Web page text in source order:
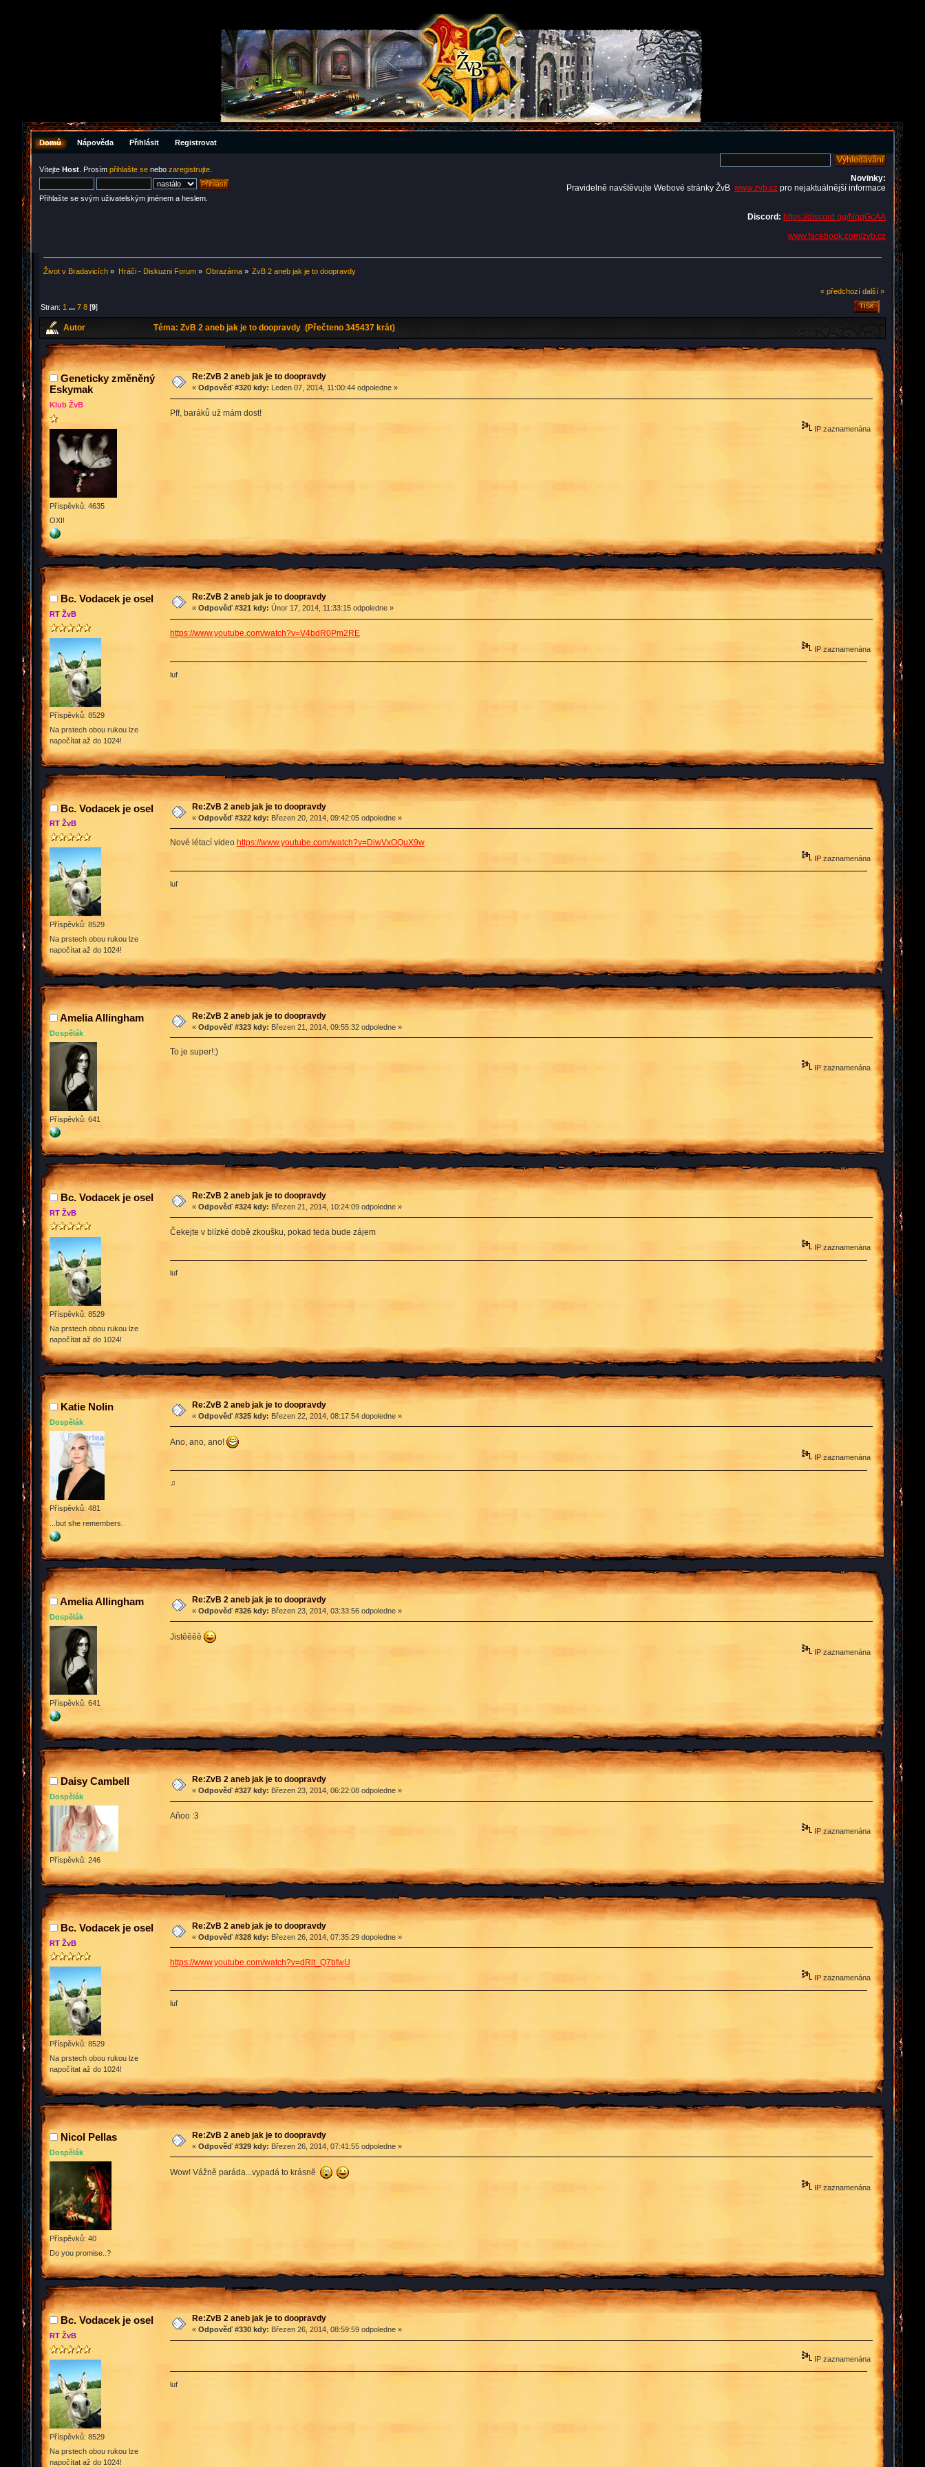
Domů Nápověda Přihlásit Registrovat
Vítejte Host . Prosím přihlašte se nebo zaregistrujte
Přihlašte se svým uživatelským jménem a heslem.
Novinky:
Pravidelně navštěvujte Webové stránky ŽvB www.zvb.cz pro nejaktuálnější informace
Discord: https://discord.gg/NqqGcAA
www.facebook.com/zvb.cz
Život v Bradavicích » Hráči - Diskuzni Forum» Obrazárna» ZvB 2 aneb jak je to doopravdy
« předchozí další »
TISK
Stran: 1 ...7 8 [9]
Autor Téma: ZvB 2 aneb jak je to doopravdy (Přečteno 345437 krát)
Geneticky změněný
Eskymak
Klub ŽvB
Příspěvků: 4635
OXI!
Re:ZvB 2 aneb jak je to doopravdy
« Odpověď #320 kdy: Leden 07, 2014, 11:00:44 odpoledne »
Pff, baráků už mám dost!
IP zaznamenána
Bc. Vodacek je osel
RT ŽvB
Příspěvků: 8529
Na prstech obou rukou lze
napočítat až do 1024!
Re:ZvB 2 aneb jak je to doopravdy
« Odpověď #321 kdy: Únor 17, 2014, 11:33:15 odpoledne »
https://www.youtube.com/watch?v=V4bdR0Pm2RE
IP zaznamenána
luf
Bc. Vodacek je osel
RT ŽvB
Příspěvků: 8529
Na prstech obou rukou lze
napočítat až do 1024!
Re:ZvB 2 aneb jak je to doopravdy
« Odpověď #322 kdy: Březen 20, 2014, 09:42:05 odpoledne »
Nové létací video https://www.youtube.com/watch?v=DiwVxOQuX9w
IP zaznamenána
luf
Amelia Allingham
Dospělák
Příspěvků: 641
Re:ZvB 2 aneb jak je to doopravdy
« Odpověď #323 kdy: Březen 21, 2014, 09:55:32 odpoledne »
To je super!:)
IP zaznamenána
Bc. Vodacek je osel
RT ŽvB
Příspěvků: 8529
Na prstech obou rukou lze
napočítat až do 1024!
Re:ZvB 2 aneb jak je to doopravdy
« Odpověď #324 kdy: Březen 21, 2014, 10:24:09 odpoledne »
Čekejte v blízké době zkoušku, pokad teda bude zájem
IP zaznamenána
luf
Katie Nolin
Dospělák
Příspěvků: 481
...but she remembers.
Re:ZvB 2 aneb jak je to doopravdy
« Odpověď #325 kdy: Březen 22, 2014, 08:17:54 dopoledne »
Ano, ano, ano!
IP zaznamenána
♫
Amelia Allingham
Dospělák
Příspěvků: 641
Re:ZvB 2 aneb jak je to doopravdy
« Odpověď #326 kdy: Březen 23, 2014, 03:33:56 odpoledne »
Jistěěěě
IP zaznamenána
Daisy Cambell
Dospělák
Příspěvků: 246
Re:ZvB 2 aneb jak je to doopravdy
« Odpověď #327 kdy: Březen 23, 2014, 06:22:08 odpoledne »
Aňoo :3
IP zaznamenána
Bc. Vodacek je osel
RT ŽvB
Příspěvků: 8529
Na prstech obou rukou lze
napočítat až do 1024!
Re:ZvB 2 aneb jak je to doopravdy
« Odpověď #328 kdy: Březen 26, 2014, 07:35:29 dopoledne »
https://www.youtube.com/watch?v=dRlt_Q7bfwU
IP zaznamenána
luf
Nicol Pellas
Dospělák
Příspěvků: 40
Do you promise..?
Re:ZvB 2 aneb jak je to doopravdy
« Odpověď #329 kdy: Březen 26, 2014, 07:41:55 odpoledne »
Wow! Vážně paráda...vypadá to krásně
IP zaznamenána
Bc. Vodacek je osel
RT ŽvB
Příspěvků: 8529
Na prstech obou rukou lze
napočítat až do 1024!
Re:ZvB 2 aneb jak je to doopravdy
« Odpověď #330 kdy: Březen 26, 2014, 08:59:59 odpoledne »
IP zaznamenána
luf